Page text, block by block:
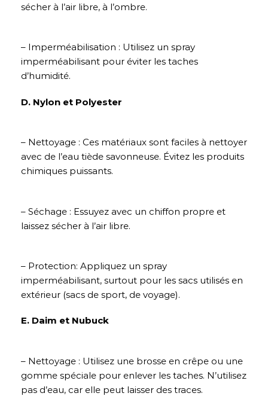
sécher à l’air libre, à l’ombre.
– Imperméabilisation : Utilisez un spray
imperméabilisant pour éviter les taches
d’humidité.
D. Nylon et Polyester
– Nettoyage : Ces matériaux sont faciles à nettoyer
avec de l’eau tiède savonneuse. Évitez les produits
chimiques puissants.
– Séchage : Essuyez avec un chiffon propre et
laissez sécher à l’air libre.
– Protection: Appliquez un spray
imperméabilisant, surtout pour les sacs utilisés en
extérieur (sacs de sport, de voyage).
E. Daim et Nubuck
– Nettoyage : Utilisez une brosse en crêpe ou une
gomme spéciale pour enlever les taches. N’utilisez
pas d’eau, car elle peut laisser des traces.